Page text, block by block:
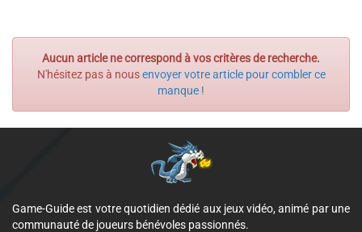
Aucun article ne correspond à vos critères de recherche.
N'hésitez pas à nousenvoyer votre article pour combler ce
manque !
Game-Guide est votre quotidien dédié aux jeux vidéo, animé par une
communauté de joueurs bénévoles passionnés.